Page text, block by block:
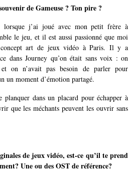
de Gameuse ? Ton pire ?
lorsque j’ai joué avec mon petit frère à
le jeu, et il est aussi passionné que moi
concept art de jeux vidéo à Paris. Il y a
dans Journey qu’on était sans voix : on
on n’avait pas besoin de parler pour
un moment d’émotion partagé.
dans un placard pour échapper à
que les méchants peuvent les ouvrir sans
de jeux vidéo, est-ce qu’il te prend
Une ou des OST deréférence?